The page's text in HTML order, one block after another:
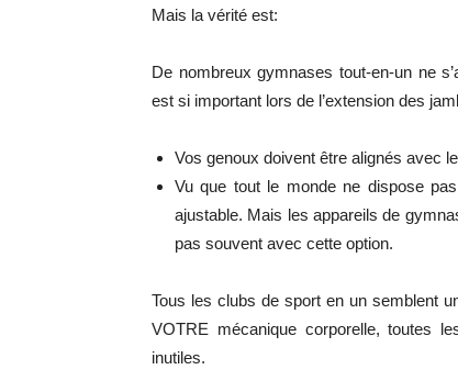
Mais la vérité est:
De nombreux gymnases tout-en-un ne
est si important lors de l’extension des
Vos genoux doivent être alignés avec
Vu que tout le monde ne dispose
ajustable. Mais les appareils de
pas souvent avec cette option.
Tous les clubs de sport en un semblent
VOTRE mécanique corporelle, toutes
inutiles.